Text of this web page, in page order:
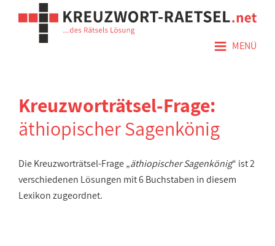
≡ MENÜ
Kreuzworträtsel-Frage:
äthiopischer Sagenkönig
Die Kreuzworträtsel-Frage „äthiopischer Sagenkönig“ ist 2
verschiedenen Lösungen mit 6 Buchstaben in diesem
Lexikon zugeordnet.